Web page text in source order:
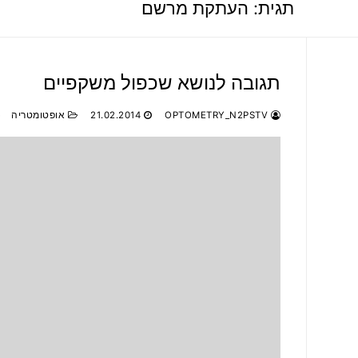
תגית: העתקת מרשם
תגובה לנושא שכפול משקפיים
21.02.2014 אופטומטריה